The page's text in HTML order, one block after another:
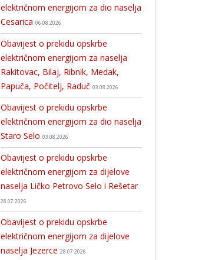
električnom energijom za dio naselja
Cesarica 06.08.2026
Obavijest o prekidu opskrbe
električnom energijom za naselja
Rakitovac, Bilaj, Ribnik, Medak,
Papuča, Počitelj, Raduč 03.08.2026
Obavijest o prekidu opskrbe
električnom energijom za dio naselja
Staro Selo 03.08.2026
Obavijest o prekidu opskrbe
električnom energijom za dijelove
naselja Ličko Petrovo Selo i Rešetar
28.07.2026
Obavijest o prekidu opskrbe
električnom energijom za dijelove
naselja Jezerce 28.07.2026